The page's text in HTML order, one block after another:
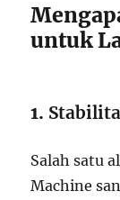
untuk
1.
Salah satu
Machine